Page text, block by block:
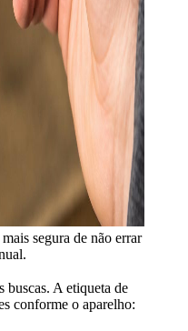
segura de não errar
buscas. A etiqueta de
conforme o aparelho: